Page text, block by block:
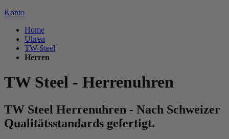
Konto
Home
Uhren
TW-Steel
Herren
TW Steel - Herrenuhren
TW Steel Herrenuhren - Nach Schweizer
Qualitätsstandards gefertigt.